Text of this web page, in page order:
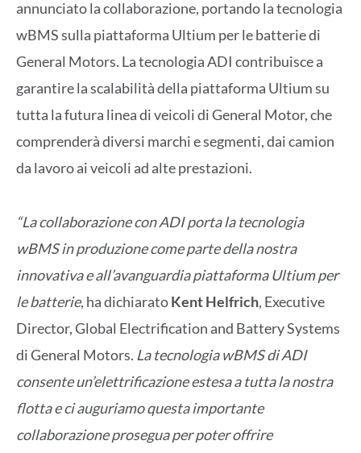
annunciato la collaborazione, portando la tecnologia
wBMS sulla piattaforma Ultium per le batterie di
General Motors. La tecnologia ADI contribuisce a
garantire la scalabilità della piattaforma Ultium su
tutta la futura linea di veicoli di General Motor, che
comprenderà diversi marchi e segmenti, dai camion
da lavoro ai veicoli ad alte prestazioni.
“La collaborazione con ADI porta la tecnologia
wBMS in produzione come parte della nostra
innovativa e all’avanguardia piattaforma Ultium per
le batterie, ha dichiaratoKent Helfrich, Executive
Director, Global Electrification and Battery Systems
di General Motors. La tecnologia wBMS di ADI
consente un’elettrificazione estesa a tutta la nostra
flotta e ci auguriamo questa importante
collaborazione prosegua per poter offrire